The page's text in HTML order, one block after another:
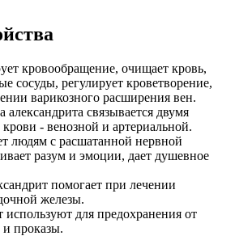
кровообращение, очищает кровь,
сосуды, регулирует кроветворение,
варикозного расширения вен.
александрита связывается двумя
- венозной и артериальной.
людям с расшатанной нервной
разум и эмоции, дает душевное
помогает при лечении
железы.
для предохранения от
и проказы.